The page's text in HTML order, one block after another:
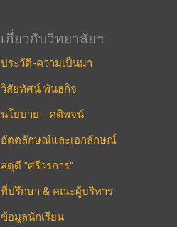
เกี่ยวกับวิทยาลัยฯ
ประวัติ-ความเป็นมา
วิสัยทัศน์ พันธกิจ
นโยบาย - คติพจน์
อัตตลักษณ์และเอกลักษณ์
สดุดี "ศรีวรการ"
ที่ปรึกษา & คณะผู้บริหาร
ข้อมูลนักเรียน